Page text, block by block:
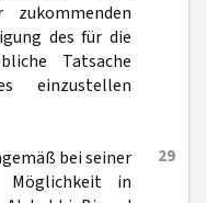
des für die
Tatsache
einzustellen
29
bei seiner
Möglichkeit in